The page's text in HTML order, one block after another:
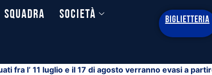
Squadra
Società
BIGLIETTERIA
fra l’ 11 luglio e il 17 di agosto verranno evasi a